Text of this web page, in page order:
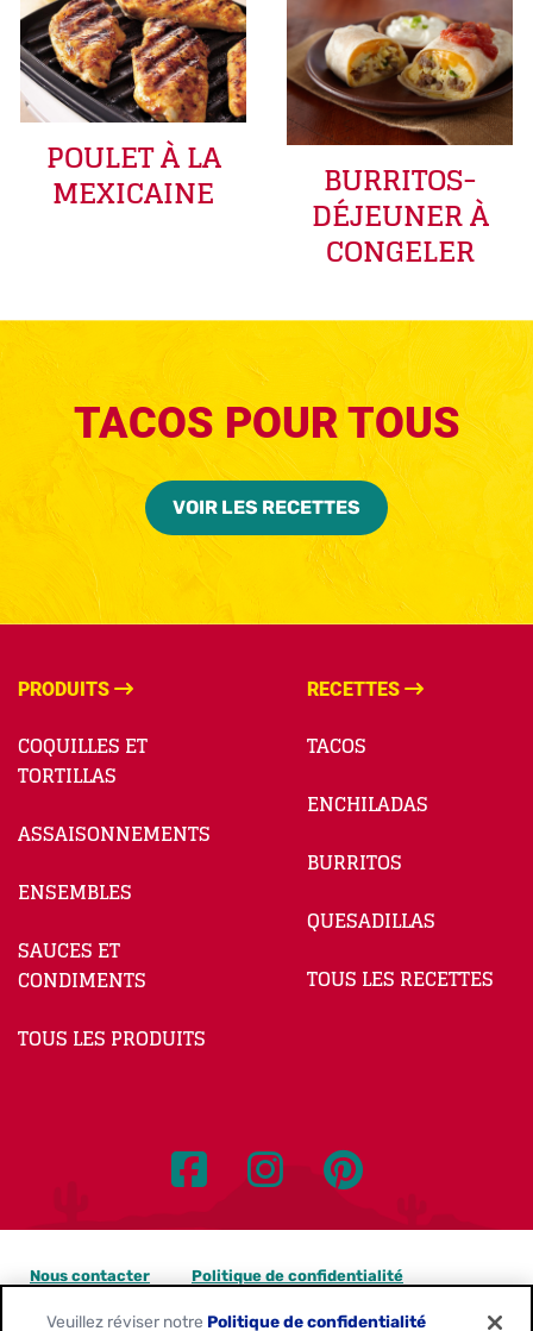
POULET À LA
MEXICAINE BURRITOS-
DÉJEUNER À
CONGELER
TACOS POUR TOUS
VOIR LES RECETTES
PRODUITS
COQUILLES ET
TORTILLAS
ASSAISONNEMENTS
ENSEMBLES
SAUCES ET
CONDIMENTS
TOUS LES PRODUITS
RECETTES
TACOS
ENCHILADAS
BURRITOS
QUESADILLAS
TOUS LES RECETTES
Nous contacter Politique de confidentialité
Veuillez réviser notre Politique de confidentialité